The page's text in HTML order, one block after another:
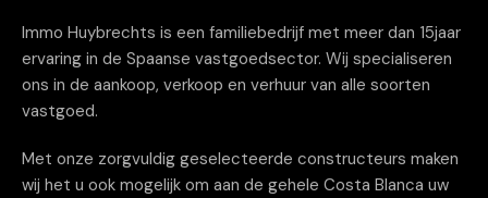
Immo Huybrechts is een familiebedrijf met meer dan 15jaar
ervaring in de Spaanse vastgoedsector. Wij specialiseren
ons in de aankoop, verkoop en verhuur van alle soorten
vastgoed.
Met onze zorgvuldig geselecteerde constructeurs maken
wij het u ook mogelijk om aan de gehele Costa Blanca uw